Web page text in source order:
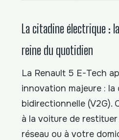
La citadine électrique :
reine du quotidien
La Renault 5 E-Tech
innovation majeure : la
bidirectionnelle (V2G).
à la voiture de restituer
réseau ou à votre